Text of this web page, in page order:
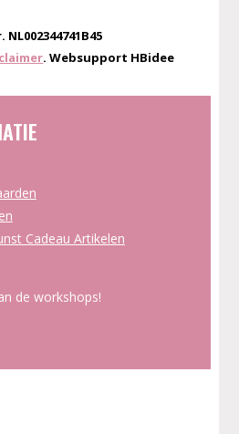
. Websupport HBidee
Cadeau Artikelen
de workshops!